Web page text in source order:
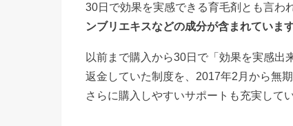
30日で効果を実感できる育毛剤とも言わ
ンブリエキスなどの成分が含まれています
以前まで購入から30日で「効果を実感出
返金していた制度を、2017年2月から無
さらに購入しやすいサポートも充実して